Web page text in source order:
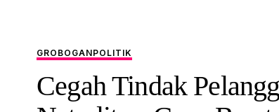
GROBOGANPOLITIK
Cegah Tindak